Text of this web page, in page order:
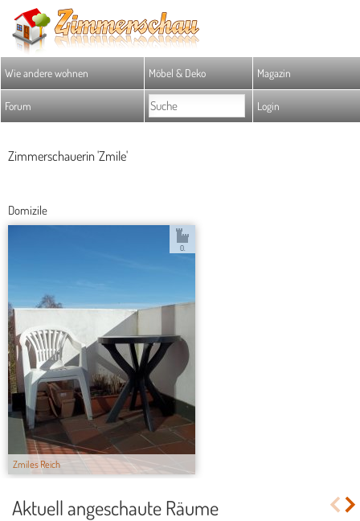
Wie andere wohnen Möbel & Deko Magazin
Forum Login
Zimmerschauerin 'Zmile'
Domizile
Zmiles Reich
0.
Aktuell angeschaute Räume